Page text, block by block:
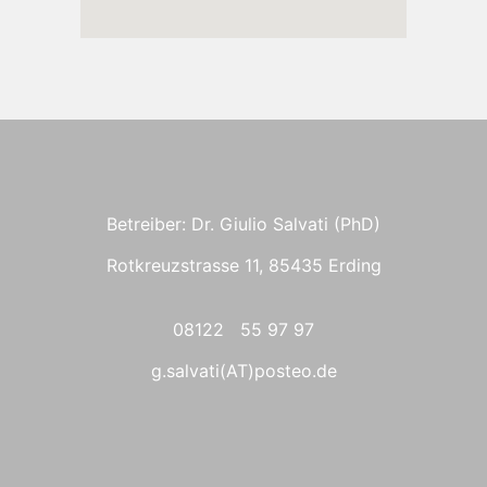
Betreiber: Dr. Giulio Salvati (PhD)
Rotkreuzstrasse 11, 85435 Erding
08122 55 97 97
g.salvati(AT)posteo.de